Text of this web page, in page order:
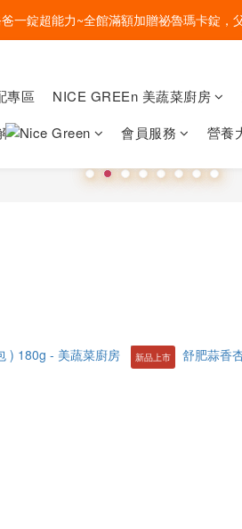
桌，一定少不了美蔬菜的清爽~ A+B 送購
一錠超能力~全館滿額加贈祕魯瑪卡錠，
專區 NICE GREEn 美蔬菜廚房
會員服務 營養
新品上市